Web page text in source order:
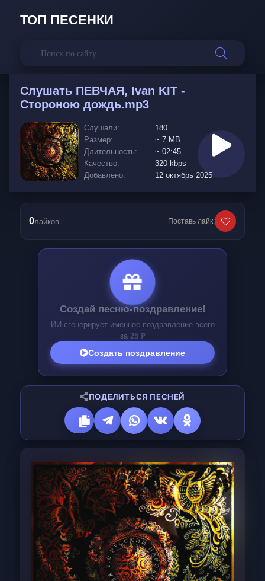
ТОП ПЕСЕНКИ
Слушать ПЕВЧАЯ, Ivan KIT -
Стороною дождь.mp3
Слушали:
180
Размер:
~ 7 MB
Длительность:
~ 02:45
Качество:
320 kbps
Добавлено:
12 октябрь 2025
0лайков Поставь лайк:
Создай песню-поздравление!
ИИ сгенерирует именное поздравление всего
за 25 ₽
Создать поздравление
ПОДЕЛИТЬСЯ ПЕСНЕЙ